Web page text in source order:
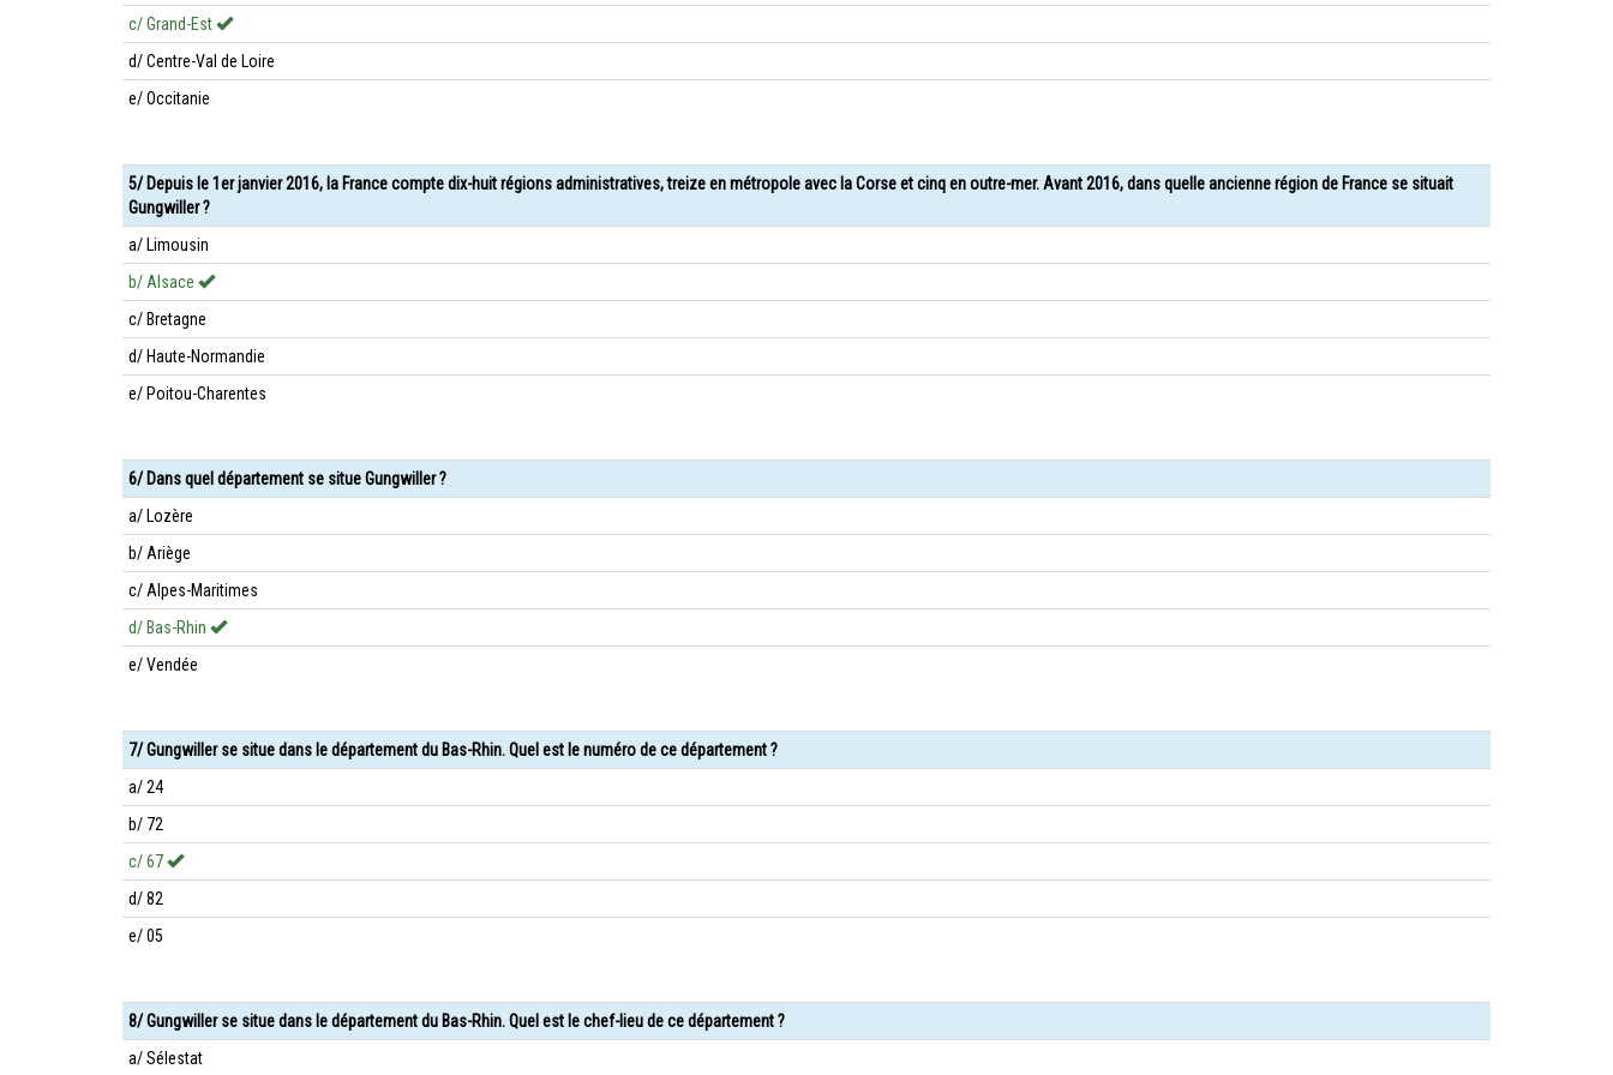
c/ Grand-Est
d/ Centre-Val de Loire
e/ Occitanie
5/ Depuis le 1er janvier 2016, la France compte dix-huit régions administratives, treize en métropole avec la Corse et cinq en outre-mer. Avant 2016, dans quelle ancienne région de France se situait
Gungwiller ?
a/ Limousin
b/ Alsace
c/ Bretagne
d/ Haute-Normandie
e/ Poitou-Charentes
6/ Dans quel département se situe Gungwiller ?
a/ Lozère
b/ Ariège
c/ Alpes-Maritimes
d/ Bas-Rhin
e/ Vendée
7/ Gungwiller se situe dans le département du Bas-Rhin. Quel est le numéro de ce département ?
a/ 24
b/ 72
c/ 67
d/ 82
e/ 05
8/ Gungwiller se situe dans le département du Bas-Rhin. Quel est le chef-lieu de ce département ?
a/ Sélestat